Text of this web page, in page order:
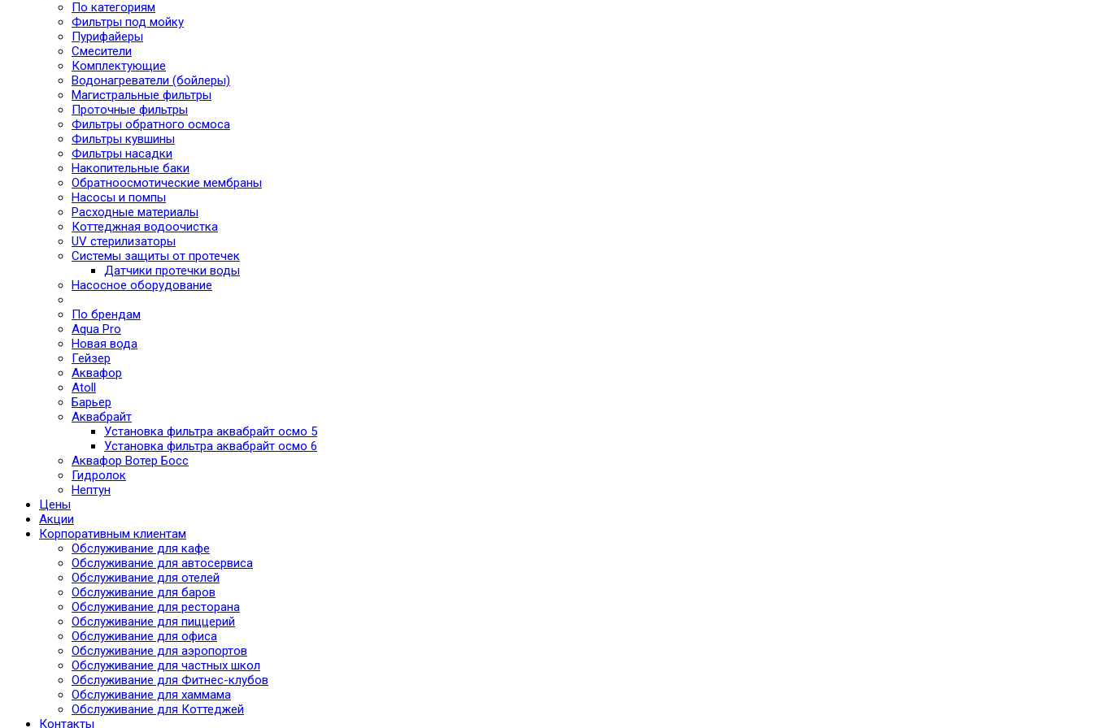
По категориям
Фильтры под мойку
Пурифайеры
Смесители
Комплектующие
Водонагреватели (бойлеры)
Магистральные фильтры
Проточные фильтры
Фильтры обратного осмоса
Фильтры кувшины
Фильтры насадки
Накопительные баки
Обратноосмотические мембраны
Насосы и помпы
Расходные материалы
Коттеджная водоочистка
UV стерилизаторы
Системы защиты от протечек
Датчики протечки воды
Насосное оборудование
По брендам
Aqua Pro
Новая вода
Гейзер
Аквафор
Atoll
Барьер
Аквабрайт
Установка фильтра аквабрайт осмо 5
Установка фильтра аквабрайт осмо 6
Аквафор Вотер Босс
Гидролок
Нептун
Цены
Акции
Корпоративным клиентам
Обслуживание для кафе
Обслуживание для автосервиса
Обслуживание для отелей
Обслуживание для баров
Обслуживание для ресторана
Обслуживание для пиццерий
Обслуживание для офиса
Обслуживание для аэропортов
Обслуживание для частных школ
Обслуживание для Фитнес-клубов
Обслуживание для хаммама
Обслуживание для Коттеджей
Контакты